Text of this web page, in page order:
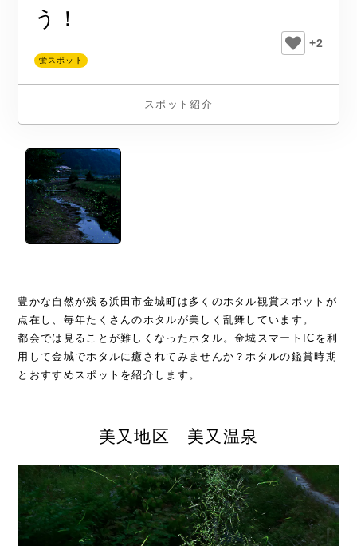
う！
+2
蛍スポット
スポット紹介
豊かな自然が残る浜田市金城町は多くのホタル観賞スポットが
点在し、毎年たくさんのホタルが美しく乱舞しています。
都会では見ることが難しくなったホタル。金城スマートICを利
用して金城でホタルに癒されてみませんか？ホタルの鑑賞時期
とおすすめスポットを紹介します。
美又地区 美又温泉